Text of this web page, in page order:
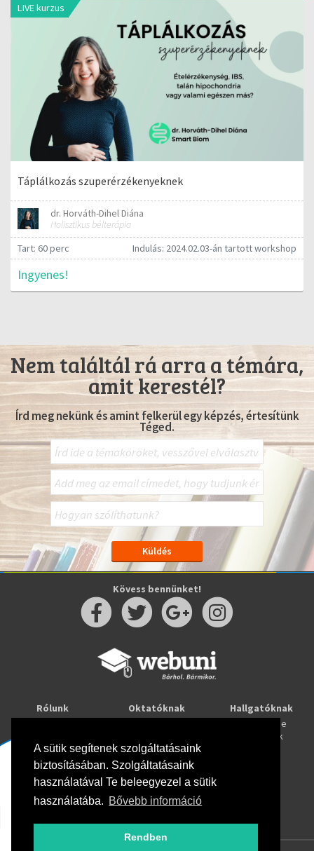
A sütik segítenek szolgáltatásaink
biztosításában. Szolgáltatásaink
használatával Te beleegyezel a sütik
használatába. Bővebb információ
Rendben
LIVE kurzus
Táplálkozás szuperérzékenyeknek
dr. Horváth-Dihel Diána
Holisztikus bélterápia
Tart: 60 perc
Indulás: 2024.02.03-án tartott workshop
Ingyenes!
Nem találtál rá arra a témára,
amit kerestél?
Írd meg nekünk és amint felkerül egy képzés, értesítünk
Téged.
Kövess bennünket!
Rólunk
Oktatóknak
Webuni Stúdió
Hallgatóknak
Tanulj online
Képzések
Info
Adatkezelési tájékoztató
ÁSZF
Hirlevél adatkezelési tájékoztató
GYIK